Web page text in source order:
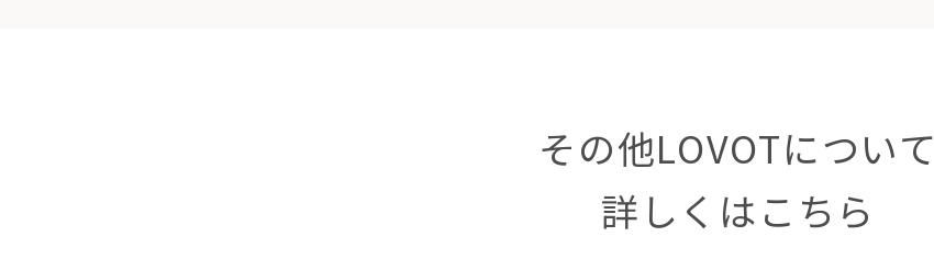
その他LOVOTについて
詳しくはこちら